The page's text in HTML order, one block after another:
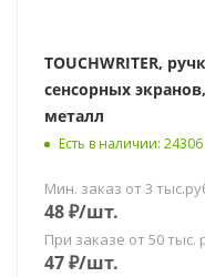
TOUCHWRITER,
сенсорных
металл
Есть в наличии: 24306
Мин. заказ от 3
48₽/шт.
При заказе от 50 тыс.
47₽/шт.